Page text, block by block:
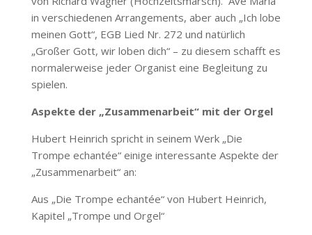
in verschiedenen Arrangements, aber auch „Ich lobe
meinen Gott“, EGB Lied Nr. 272 und natürlich
„Großer Gott, wir loben dich“ – zu diesem schafft es
normalerweise jeder Organist eine Begleitung zu
spielen.
Aspekte der „Zusammenarbeit“ mit der Orgel
Hubert Heinrich spricht in seinem Werk „Die
Trompe echantée“ einige interessante Aspekte der
„Zusammenarbeit“ an:
Aus „Die Trompe echantée“ von Hubert Heinrich,
Kapitel „Trompe und Orgel“